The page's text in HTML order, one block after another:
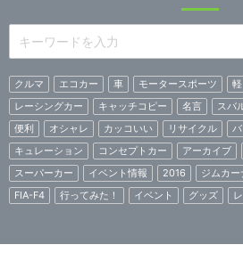
クルマ エコカー 車 モータースポーツ
レーシングカー
キャッチコピー 名言 スバ
便利
オシャレ カッコいい リサイクル
キュレーション
コンセプトカー アーカイブ
スーパーカー
イベント情報 2016 ジムカー
FIA-F4
行ってみた！ イベント グッズ